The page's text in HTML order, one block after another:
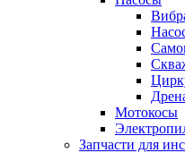
Мотокосы
Запчасти для